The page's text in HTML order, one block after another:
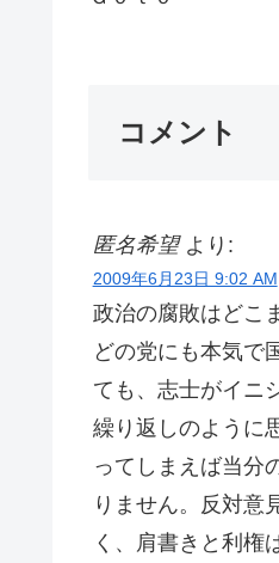
コメント
匿名希望 より:
2009年6月23日 9:02 AM
政治の腐敗はどこ
どの党にも本気で
ても、志士がイニ
繰り返しのように
ってしまえば当分
りません。反対意
く、肩書きと利権